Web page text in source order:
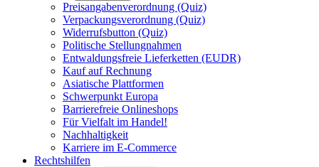
Preisangabenverordnung (Quiz)
Verpackungsverordnung (Quiz)
Widerrufsbutton (Quiz)
Politische Stellungnahmen
Entwaldungsfreie Lieferketten (EUDR)
Kauf auf Rechnung
Asiatische Plattformen
Schwerpunkt Europa
Barrierefreie Onlineshops
Für Vielfalt im Handel!
Nachhaltigkeit
Karriere im E-Commerce
Rechtshilfen